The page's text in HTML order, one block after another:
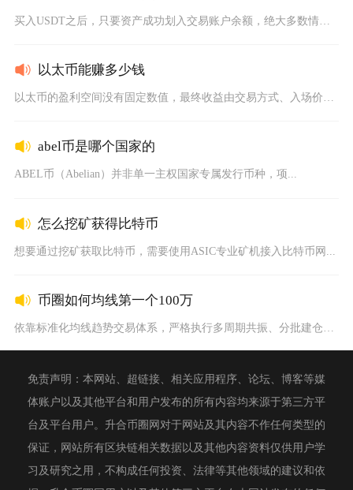
买入USDT之后，只要资产成功划入交易账户余额，绝大多数情况...
以太币能赚多少钱
以太币的盈利空间没有固定数值，最终收益由交易方式、入场价位、...
abel币是哪个国家的
ABEL币（Abelian）并非单一主权国家专属发行币种，项...
怎么挖矿获得比特币
想要通过挖矿获取比特币，需要使用ASIC专业矿机接入比特币网...
币圈如何均线第一个100万
免责声明：本网站、超链接、相关应用程序、论坛、博客等媒
体账户以及其他平台和用户发布的所有内容均来源于第三方平
台及平台用户。升合币圈网对于网站及其内容不作任何类型的
保证，网站所有区块链相关数据以及其他内容资料仅供用户学
习及研究之用，不构成任何投资、法律等其他领域的建议和依